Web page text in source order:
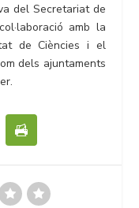
del Secretariat de
amb la
de Ciències i el
dels ajuntaments